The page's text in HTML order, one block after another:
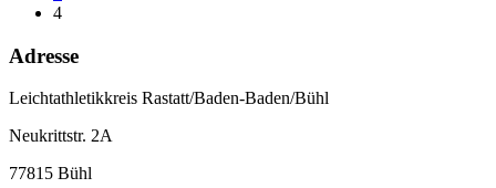
4
Adresse
Leichtathletikkreis Rastatt/Baden-Baden/Bühl
Neukrittstr. 2A
77815 Bühl